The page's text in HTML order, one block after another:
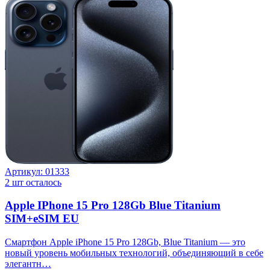
Артикул: 01333
2 шт осталось
Apple IPhone 15 Pro 128Gb Blue Titanium
SIM+eSIM EU
Смартфон Apple iPhone 15 Pro 128Gb, Blue Titanium — это
новый уровень мобильных технологий, объединяющий в себе
элегантн…